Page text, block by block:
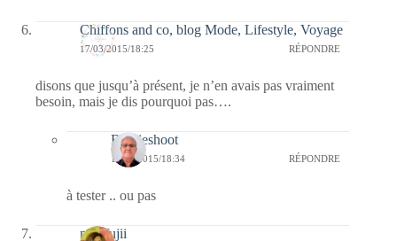
Chiffons and co, blog Mode, Lifestyle, Voyage
17/03/2015/18:25 RÉPONDRE
disons que jusqu’à présent, je n’en avais pas vraiment
besoin, mais je dis pourquoi pas….
Bernieshoot
17/03/2015/18:34 RÉPONDRE
à tester .. ou pas
missfujii